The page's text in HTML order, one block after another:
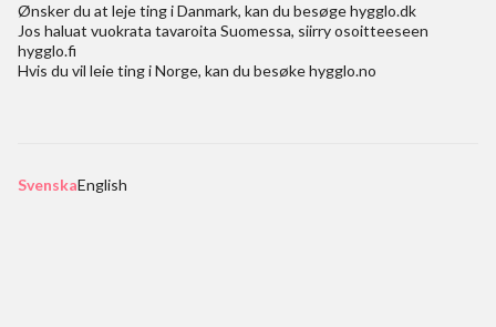
Ønsker du at leje ting i Danmark, kan du besøgehygglo.dk
Jos haluat vuokrata tavaroita Suomessa, siirry osoitteeseen
hygglo.fi
Hvis du vil leie ting i Norge, kan du besøkehygglo.no
SvenskaEnglish